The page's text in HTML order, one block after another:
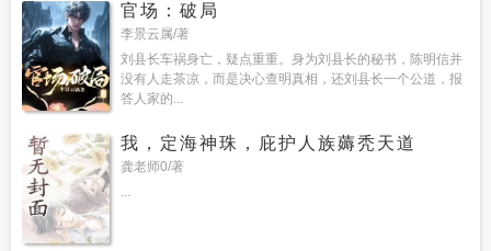
官场：破局
李景云属/著
刘县长车祸身亡，疑点重重。身为刘县长的秘书，陈明信并
没有人走茶凉，而是决心查明真相，还刘县长一个公道，报
答人家的...
我，定海神珠，庇护人族薅秃天道
龚老师0/著
...